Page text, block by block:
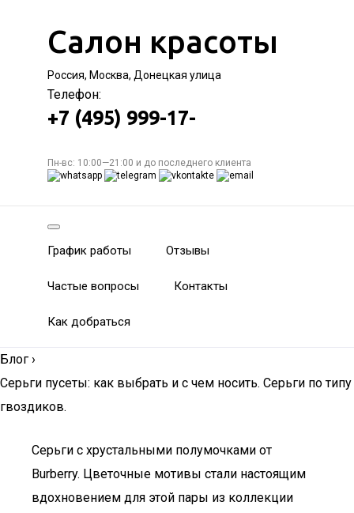
Салон красоты
Россия, Москва, Донецкая улица
Телефон:
+7 (495) 999-17-
Пн-вс: 10:00—21:00 и до последнего клиента
График работы Отзывы
Частые вопросы Контакты
Как добраться
Блог ›
Серьги пусеты: как выбрать и с чем носить. Серьги по типу
гвоздиков.
Серьги с хрустальными полумочками от
Burberry. Цветочные мотивы стали настоящим
вдохновением для этой пары из коллекции